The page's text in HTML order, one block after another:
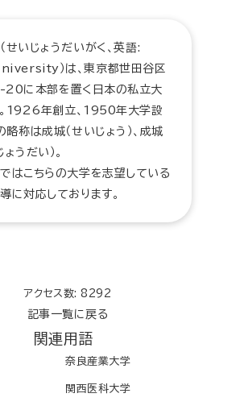
せいじょうだいがく、英語:
）は、東京都世田谷区
に本部を置く日本の私立大
1926年創立、1950年大学設
略称は成城（せいじょう）、成城
うだい）。
はこちらの大学を志望している
に対応しております。
アクセス数: 8292
記事一覧に戻る
関連用語
奈良産業大学
関西医科大学